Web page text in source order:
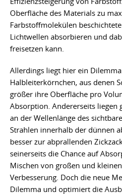
Oberfläche des Materials zu
Farbstoffmolekülen
Lichtwellen absorbieren und
freisetzen kann.
Allerdings liegt hier ein
Halbleiterkörnchen, aus denen
größer ihre Oberfläche pro
Absorption. Andererseits liegen
an der Wellenlänge des
Strahlen innerhalb der dünnen
besser zur abprallenden
seinerseits die Chance auf
Mischen von großen und
Verbesserung. Doch die neue
Dilemma und optimiert die